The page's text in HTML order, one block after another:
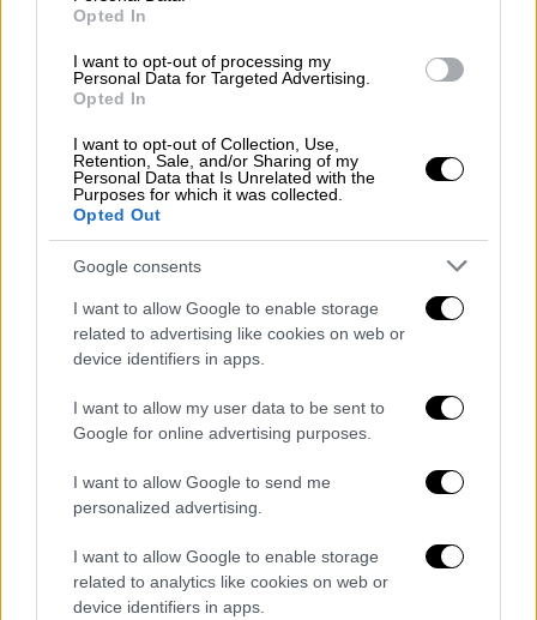
Opted In
I want to opt-out of processing my
Personal Data for Targeted Advertising.
Opted In
I want to opt-out of Collection, Use,
Retention, Sale, and/or Sharing of my
Personal Data that Is Unrelated with the
Purposes for which it was collected.
Opted Out
Google consents
I want to allow Google to enable storage
related to advertising like cookies on web or
device identifiers in apps.
I want to allow my user data to be sent to
Google for online advertising purposes.
I want to allow Google to send me
personalized advertising.
I want to allow Google to enable storage
related to analytics like cookies on web or
device identifiers in apps.
Αθλητισμός|06.01.2022 16:58
Υπό περιορισμό σε ξενοδοχείο ο
Τζόκοβιτς μέχρι τη Δευτέρα –
Έστειλε φιλιά σε θαυμαστές
Αθλητισμός|06.01.2022 11:30
Ξεκάθαρος Ναδάλ για υπόθεση
Τζόκοβιτς: Nα εμβολιαστούμε για να
τελειώνουμε με τον κορονοϊό - Το
χρονικό της απέλασης
Κόσμος|06.01.2022 19:25
Συγκέντρωση διαμαρτυρίας στο
Βελιγράδι - Έντονες οι αντιδράσεις
στη Σερβία για την απέλαση
Τζόκοβιτς από την Αυστραλία